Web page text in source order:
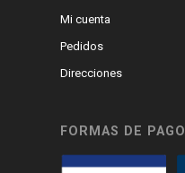
Mi cuenta
Pedidos
Direcciones
FORMAS DE PAGO